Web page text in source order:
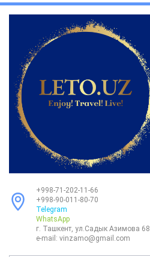
+998-71-202-11-66
+998-90-011-80-70
Telegram
WhatsApp
г. Ташкент, ул.Садык Азимова 68
e-mail: vinzamo@gmail.com